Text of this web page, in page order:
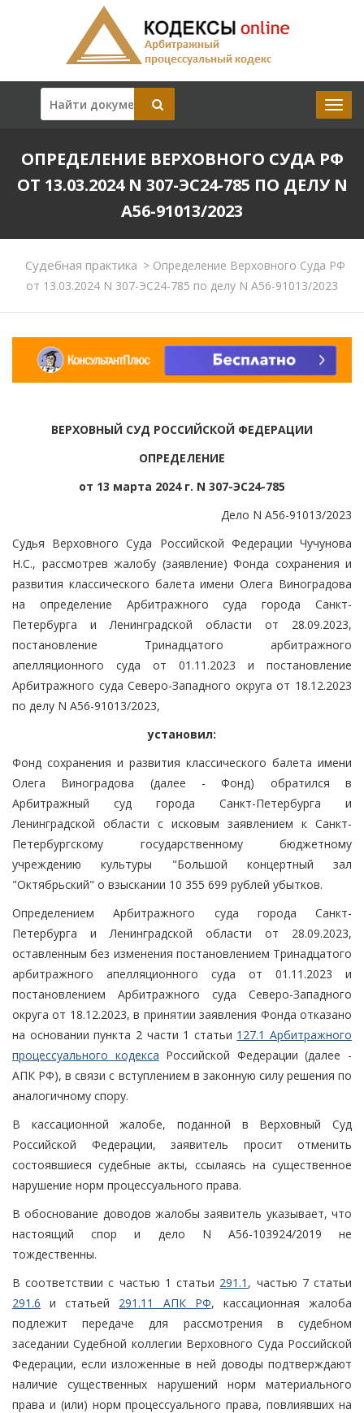
ОПРЕДЕЛЕНИЕ ВЕРХОВНОГО СУДА РФ
ОТ 13.03.2024 N 307-ЭС24-785 ПО ДЕЛУ N
А56-91013/2023
Судебная практика >Определение Верховного Суда РФ
от 13.03.2024 N 307-ЭС24-785 по делу N А56-91013/2023
ВЕРХОВНЫЙ СУД РОССИЙСКОЙ ФЕДЕРАЦИИ
ОПРЕДЕЛЕНИЕ
от 13 марта 2024 г. N 307-ЭС24-785
Дело N А56-91013/2023
Судья Верховного Суда Российской Федерации Чучунова
Н.С., рассмотрев жалобу (заявление) Фонда сохранения и
развития классического балета имени Олега Виноградова
на определение Арбитражного суда города Санкт-
Петербурга и Ленинградской области от 28.09.2023,
постановление Тринадцатого арбитражного
апелляционного суда от 01.11.2023 и постановление
Арбитражного суда Северо-Западного округа от 18.12.2023
по делу N А56-91013/2023,
установил:
Фонд сохранения и развития классического балета имени
Олега Виноградова (далее - Фонд) обратился в
Арбитражный суд города Санкт-Петербурга и
Ленинградской области с исковым заявлением к Санкт-
Петербургскому государственному бюджетному
учреждению культуры "Большой концертный зал
"Октябрьский" о взыскании 10 355 699 рублей убытков.
Определением Арбитражного суда города Санкт-
Петербурга и Ленинградской области от 28.09.2023,
оставленным без изменения постановлением Тринадцатого
арбитражного апелляционного суда от 01.11.2023 и
постановлением Арбитражного суда Северо-Западного
округа от 18.12.2023, в принятии заявления Фонда отказано
на основании пункта 2 части 1 статьи 127.1 Арбитражного
процессуального кодекса Российской Федерации (далее -
АПК РФ), в связи с вступлением в законную силу решения по
аналогичному спору.
В кассационной жалобе, поданной в Верховный Суд
Российской Федерации, заявитель просит отменить
состоявшиеся судебные акты, ссылаясь на существенное
нарушение норм процессуального права.
В обоснование доводов жалобы заявитель указывает, что
настоящий спор и дело N А56-103924/2019 не
тождественны.
В соответствии с частью 1 статьи 291.1 , частью 7 статьи
291.6 и статьей 291.11 АПК РФ, кассационная жалоба
подлежит передаче для рассмотрения в судебном
заседании Судебной коллегии Верховного Суда Российской
Федерации, если изложенные в ней доводы подтверждают
наличие существенных нарушений норм материального
права и (или) норм процессуального права, повлиявших на